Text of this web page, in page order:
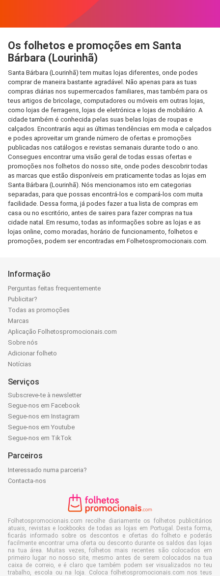
Os folhetos e promoções em Santa
Bárbara (Lourinhã)
Santa Bárbara (Lourinhã) tem muitas lojas diferentes, onde podes
comprar de maneira bastante agradável. Não apenas para as tuas
compras diárias nos supermercados familiares, mas também para os
teus artigos de bricolage, computadores ou móveis em outras lojas,
como lojas de ferragens, lojas de eletrónica e lojas de mobiliário. A
cidade também é conhecida pelas suas belas lojas de roupas e
calçados. Encontrarás aqui as últimas tendências em moda e calçados
e podes aproveitar um grande número de ofertas e promoções
publicadas nos catálogos e revistas semanais durante todo o ano.
Consegues encontrar uma visão geral de todas essas ofertas e
promoções nos folhetos do nosso site, onde podes descobrir todas
as marcas que estão disponíveis em praticamente todas as lojas em
Santa Bárbara (Lourinhã). Nós mencionamos isto em categorias
separadas, para que possas encontrá-los e compará-los com muita
facilidade. Dessa forma, já podes fazer a tua lista de compras em
casa ou no escritório, antes de saires para fazer compras na tua
cidade natal. Em resumo, todas as informações sobre as lojas e as
lojas online, como moradas, horário de funcionamento, folhetos e
promoções, podem ser encontradas em Folhetospromocionais.com.
Informação
Perguntas feitas frequentemente
Publicitar?
Todas as promoções
Marcas
Aplicação Folhetospromocionais.com
Sobre nós
Adicionar folheto
Notícias
Serviços
Subscreve-te à newsletter
Segue-nos em Facebook
Segue-nos em Instagram
Segue-nos em Youtube
Segue-nos em TikTok
Parceiros
Interessado numa parceria?
Contacta-nos
Folhetospromocionais.com recolhe diariamente os folhetos publicitários
atuais, revistas e lookbooks de todas as lojas em Portugal. Desta forma,
ficarás informado sobre os descontos e ofertas do folheto e poderás
facilmente encontrar uma oferta ou desconto durante os saldos das lojas
na tua área. Muitas vezes, folhetos mais recentes são colocados em
primeiro lugar no nosso site, mesmo antes de serem colocados na tua
caixa de correio, e é claro que também podem ser visualizados no teu
trabalho, escola ou na loja. Coloca folhetospromocionais.com nos teus